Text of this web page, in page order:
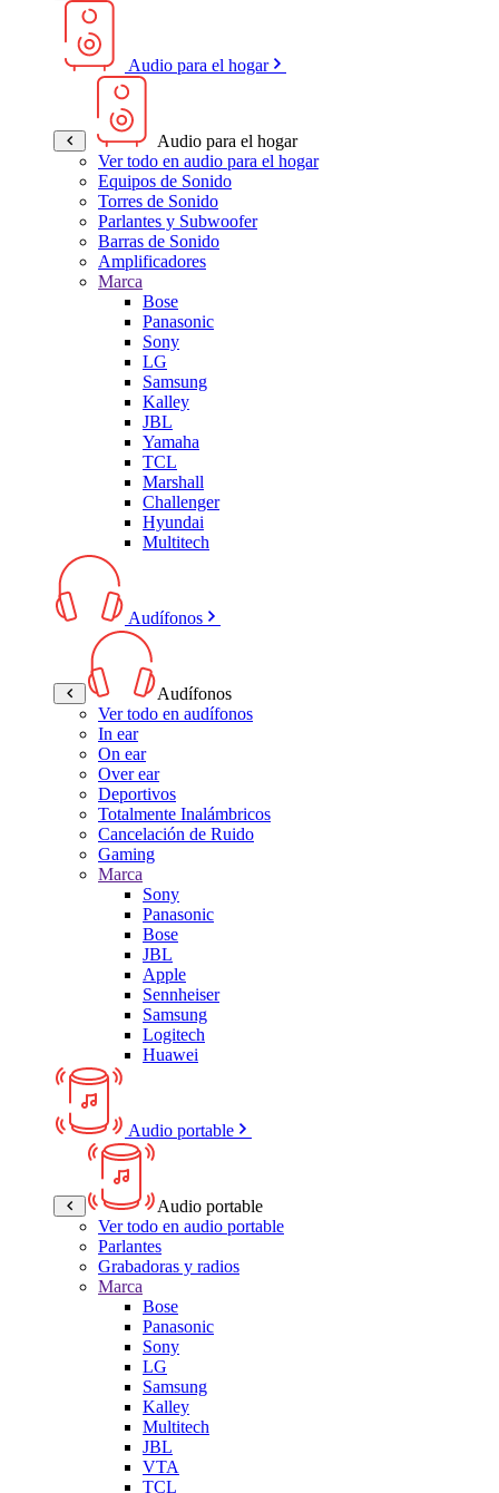
Audio para el hogar
Audio para el hogar
Ver todo en audio para el hogar
Equipos de Sonido
Torres de Sonido
Parlantes y Subwoofer
Barras de Sonido
Amplificadores
Marca
Bose
Panasonic
Sony
LG
Samsung
Kalley
JBL
Yamaha
TCL
Marshall
Challenger
Hyundai
Multitech
Audífonos
Audífonos
Ver todo en audífonos
In ear
On ear
Over ear
Deportivos
Totalmente Inalámbricos
Cancelación de Ruido
Gaming
Marca
Sony
Panasonic
Bose
JBL
Apple
Sennheiser
Samsung
Logitech
Huawei
Audio portable
Audio portable
Ver todo en audio portable
Parlantes
Grabadoras y radios
Marca
Bose
Panasonic
Sony
LG
Samsung
Kalley
Multitech
JBL
VTA
TCL